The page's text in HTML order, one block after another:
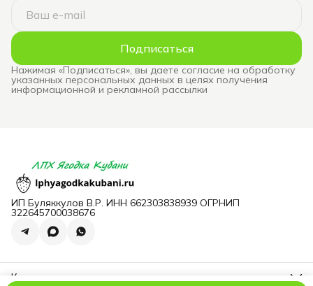
Подписаться
Нажимая «Подписаться», вы даете согласие на обработку
указанных персональных данных в целях получения
информационной и рекламной рассылки
ИП Буляккулов В.Р. ИНН 662303838939 ОГРНИП
322645700038676
Контакты